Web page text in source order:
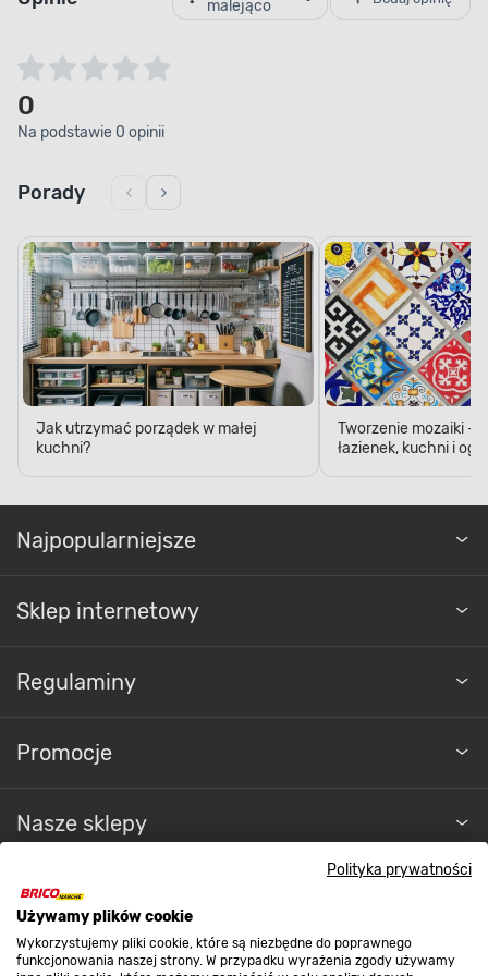
Polityka prywatności
Używamy plików cookie
Wykorzystujemy pliki cookie, które są niezbędne do poprawnego
funkcjonowania naszej strony. W przypadku wyrażenia zgody używamy
malejąco
0
Na podstawie 0 opinii
Porady
Jak utrzymać porządek w małej
kuchni?
Tworzenie mozaiki -
łazienek, kuchni i
Najpopularniejsze
Sklep internetowy
Regulaminy
Promocje
Nasze sklepy
O nas
Kontakt do sklepu